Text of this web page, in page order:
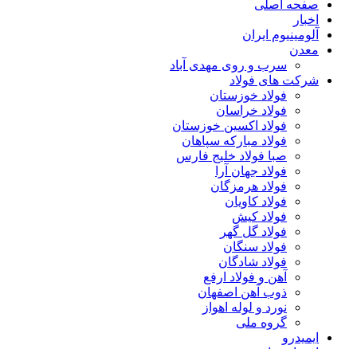
صفحه اصلی
اخبار
آلومینیوم ایران
معدن
سرب و روی مهدی آباد
شرکت های فولاد
فولاد خوزستان
فولاد خراسان
فولاد اکسین خوزستان
فولاد مبارکه سپاهان
صبا فولاد خلیج فارس
فولاد جهان آرا
فولاد هرمزگان
فولاد کاویان
فولاد کیش
فولاد گل گهر
فولاد سنگان
فولاد شادگان
آهن و فولاد ارفع
ذوب آهن اصفهان
نورد و لوله اهواز
گروه ملی
ایمیدرو